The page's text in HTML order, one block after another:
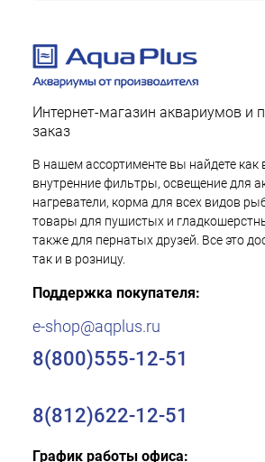
Интернет-магазин аквариумов и
заказ
В нашем ассортименте вы найдете как
внутренние фильтры, освещение для
нагреватели, корма для всех видов
товары для пушистых и
также для пернатых друзей. Все это
так и в розницу.
Поддержка покупателя:
e-shop@aqplus.ru
8(800)555-12-51
8(812)622-12-51
График работы офиса: